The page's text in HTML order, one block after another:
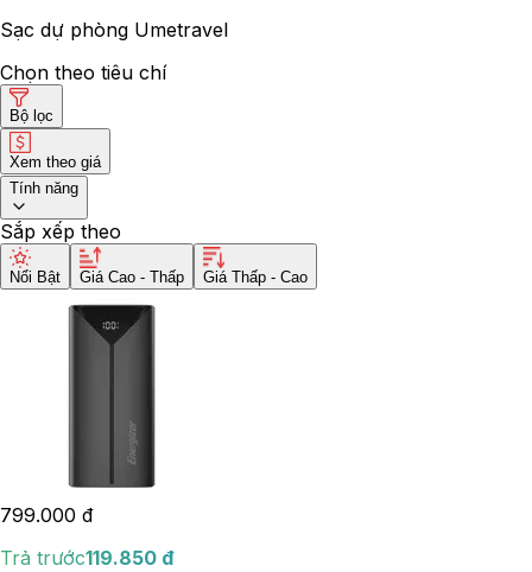
Sạc dự phòng Umetravel
Chọn theo tiêu chí
Bộ lọc
Xem theo giá
Tính năng
Sắp xếp theo
Nổi Bật Giá Cao - Thấp Giá Thấp - Cao
799.000 đ
Trả trước119.850 đ